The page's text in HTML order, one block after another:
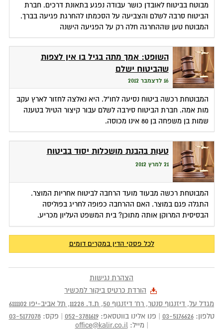
מבוטח בביטוח לאובדן כושר עבודה נפגע בתאונת דרכים. חברת
הביטוח סרבה לשלם והצביעה על הסכמתו להחרגת פגיעה בברך.
המבוטח טען שההחרגה חלה רק על הפגיעה הישנה
השופט: אמך מתה בגיל בו אין לצפות
שהביטוח ישלם
16 לדצמבר 2012
המבוטחת רכשה ביטוח נסיעה לחו"ל. היא נאלצה לחזור לארץ עקב
מות אמה. חברת הביטוח סירבה לשלם עבור קיצור הטיול בטענה
שמות בן משפחה בן 80 אינו מכוסה.
טעות בהבנת מושכלות יסוד בביטוח
21 למרץ 2012
המבוטחת רכשה מבעוד מועד הרחבה לביטוח אחריות המוצר.
התגלה פגם במוצר. האם ההרחבה כפופה לחריג בפוליסה
הבסיסית המרוקן אותה מתוכן? בית המשפט העליון מכריע.
לכל פסקי הדין במקרים דומים
הצהרת נגישות
הורדת כרטיס ביקור למכשיר
מגדל על, דיזנגוף סנטר, רח' דיזנגוף 50
, ת.ד. 11228
, תל אביב-יפו 6111102
טלפון:03-5176626 פנו אלינו בווטסאפ:052-3781619 פקס:03-5177078
מייל:office@kalir.co.il